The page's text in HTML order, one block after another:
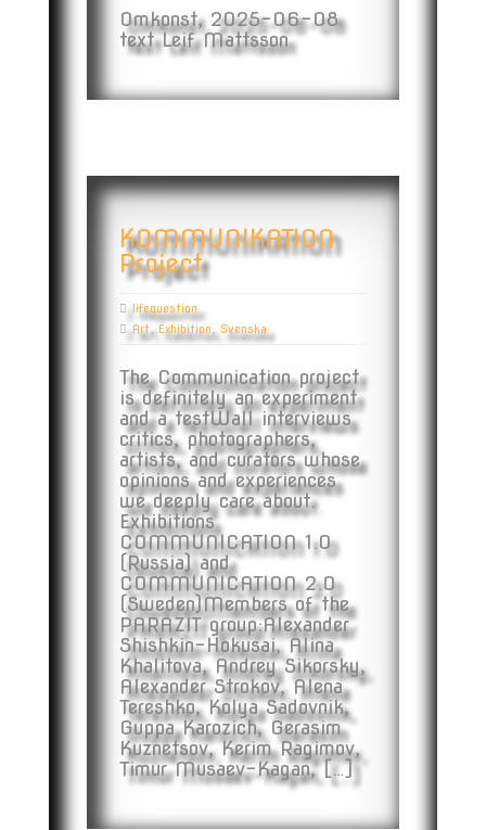
Omkonst, 2025-06-08
text Leif Mattsson
KOMMUNIKATION
Project
lifequestion
Art, Exhibition, Svenska
The Communication project
is definitely an experiment
and a testWall interviews
critics, photographers,
artists, and curators whose
opinions and experiences
we deeply care about.
Exhibitions
COMMUNICATION 1.0
(Russia) and
COMMUNICATION 2.0
(Sweden)Members of the
PARAZIT group:Alexander
Shishkin-Hokusai, Alina
Khalitova, Andrey Sikorsky,
Alexander Strokov, Alena
Tereshko, Kolya Sadovnik,
Guppa Karozich, Gerasim
Kuznetsov, Kerim Ragimov,
Timur Musaev-Kagan, […]